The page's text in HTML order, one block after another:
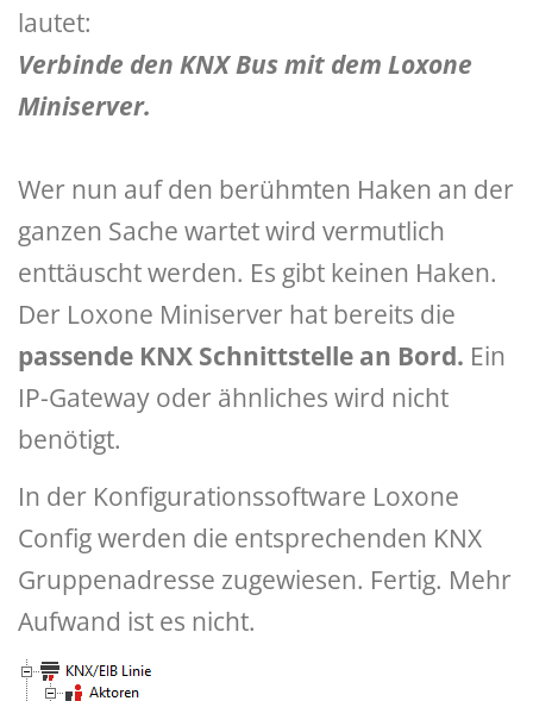
lautet:
Verbinde den KNX Bus mit dem Loxone
Miniserver.
Wer nun auf den berühmten Haken an der
ganzen Sache wartet wird vermutlich
enttäuscht werden. Es gibt keinen Haken.
Der Loxone Miniserver hat bereits die
passende KNX Schnittstelle an Bord. Ein
IP-Gateway oder ähnliches wird nicht
benötigt.
In der Konfigurationssoftware Loxone
Config werden die entsprechenden KNX
Gruppenadresse zugewiesen. Fertig. Mehr
Aufwand ist es nicht.